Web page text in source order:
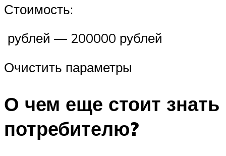
Стоимость:
рублей — 200000 рублей
Очистить параметры
О чем еще стоит знать
потребителю?